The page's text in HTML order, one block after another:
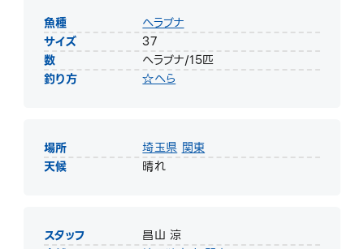
魚種
ヘラブナ
サイズ
37
数
ヘラブナ/15匹
釣り方
☆へら
場所 埼玉県 関東
天候
晴れ
スタッフ
昌山 涼